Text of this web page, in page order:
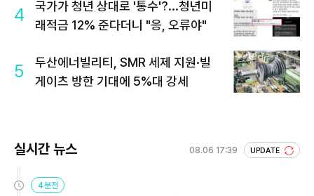
4
국가가 청년 상대로 '통수'?...청년미
래적금 12% 준다더니 "응, 오류야"
5
두산에너빌리티, SMR 세제 지원·빌
게이츠 방한 기대에 5%대 강세
실시간 뉴스 08.06 17:39 UPDATE
4분전